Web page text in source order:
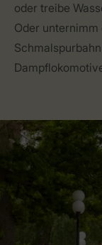
oder treibe
Oder